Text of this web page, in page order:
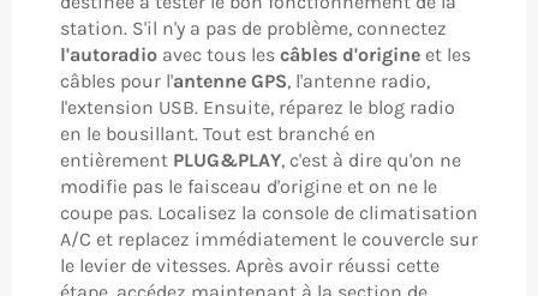
station. S'il n'y a pas de problème, connectez
l'autoradio avec tous les câbles d'origine et les
câbles pour l'antenne GPS, l'antenne radio,
l'extension USB. Ensuite, réparez le blog radio
en le bousillant. Tout est branché en
entièrement PLUG&PLAY, c'est à dire qu'on ne
modifie pas le faisceau d'origine et on ne le
coupe pas. Localisez la console de climatisation
A/C et replacez immédiatement le couvercle sur
le levier de vitesses. Après avoir réussi cette